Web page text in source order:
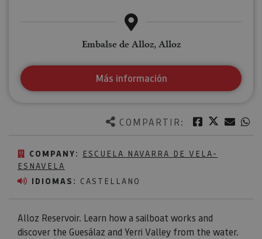
COMPARTIR: Facebook
Twitter
COMPANY:
ESCUELA NAVARRA DE VELA-
ESNAVELA
IDIOMAS: CASTELLANO
Alloz Reservoir. Learn how a sailboat works and
discover the Guesálaz and Yerri Valley from the water.
Embalse de Alloz, Alloz
Más información